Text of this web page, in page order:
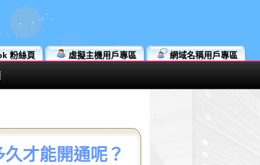
網域名稱用戶專區
虛擬主機用戶專區
粉絲頁
才能開通呢？